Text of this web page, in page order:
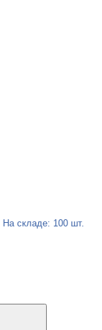
На складе: 100 шт.